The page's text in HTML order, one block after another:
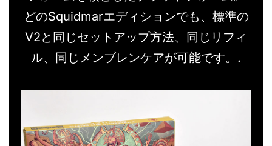
どのSquidmarエディションでも、標準の
V2と同じセットアップ方法、同じリフィ
ル、同じメンブレンケアが可能です。.